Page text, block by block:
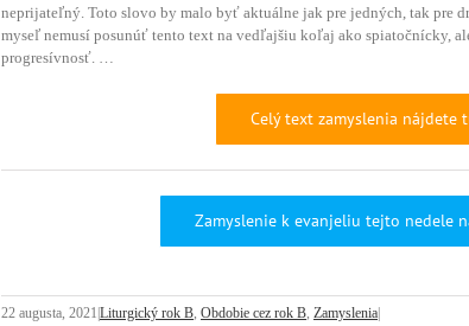
neprijateľný. Toto slovo by malo byť aktuálne jak pre jedných, tak pre
myseľ nemusí posunúť tento text na vedľajšiu koľaj ako spiatočnícky,
progresívnosť. …
Celý text zamyslenia nájdete
Zamyslenie k evanjeliu tejto nedele
22 augusta, 2021 Liturgický rok B, Obdobie cez rok B, Zamyslenia